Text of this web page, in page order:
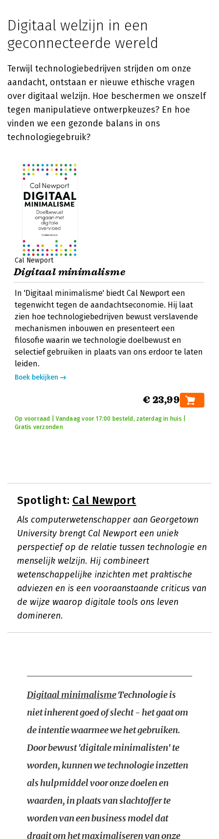
Digitaal welzijn in een
geconnecteerde wereld
Terwijl technologiebedrijven strijden om onze
aandacht, ontstaan er nieuwe ethische vragen
over digitaal welzijn. Hoe beschermen we onszelf
tegen manipulatieve ontwerpkeuzes? En hoe
vinden we een gezonde balans in ons
technologiegebruik?
Cal Newport
Digitaal minimalisme
In 'Digitaal minimalisme' biedt Cal Newport een
tegenwicht tegen de aandachtseconomie. Hij laat
zien hoe technologiebedrijven bewust verslavende
mechanismen inbouwen en presenteert een
filosofie waarin we technologie doelbewust en
selectief gebruiken in plaats van ons erdoor te laten
leiden.
Boek bekijken
€ 23,99
Op voorraad | Vandaag voor 17:00 besteld, zaterdag in huis |
Gratis verzonden
Spotlight: Cal Newport
Als computerwetenschapper aan Georgetown
University brengt Cal Newport een uniek
perspectief op de relatie tussen technologie en
menselijk welzijn. Hij combineert
wetenschappelijke inzichten met praktische
adviezen en is een vooraanstaande criticus van
de wijze waarop digitale tools ons leven
domineren.
Digitaal minimalismeTechnologie is
niet inherent goed of slecht - het gaat om
de intentie waarmee we het gebruiken.
Door bewust 'digitale minimalisten' te
worden, kunnen we technologie inzetten
als hulpmiddel voor onze doelen en
waarden, in plaats van slachtoffer te
worden van een business model dat
draait om het maximaliseren van onze